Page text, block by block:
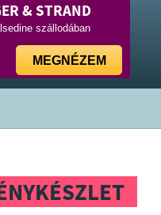
& STRAND
szállodában
MEGNÉZEM